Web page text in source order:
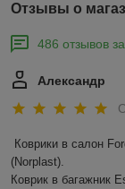
Отзывы о
486 отзывов
Александр
Коврики в салон
(Norplast).
Коврик в багажник